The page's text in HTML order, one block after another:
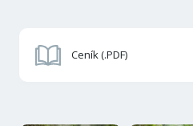
Ceník (.PDF)